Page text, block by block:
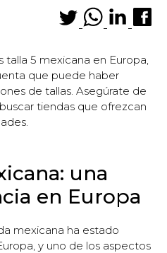
talla 5 mexicana en Europa,
que puede haber
de tallas. Asegúrate de
tiendas que ofrezcan
una
en Europa
mexicana ha estado
y uno de los aspectos